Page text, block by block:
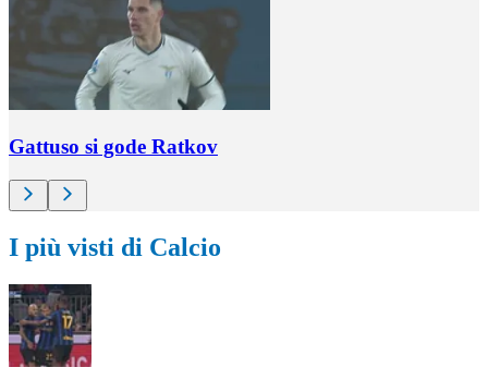
Gattuso si gode Ratkov
I più visti di Calcio